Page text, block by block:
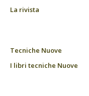
La rivista
Tecniche Nuove
I libri tecniche Nuove